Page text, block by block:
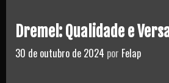
Dremel: Qualidade e
30 de outubro de 2024 por Felap